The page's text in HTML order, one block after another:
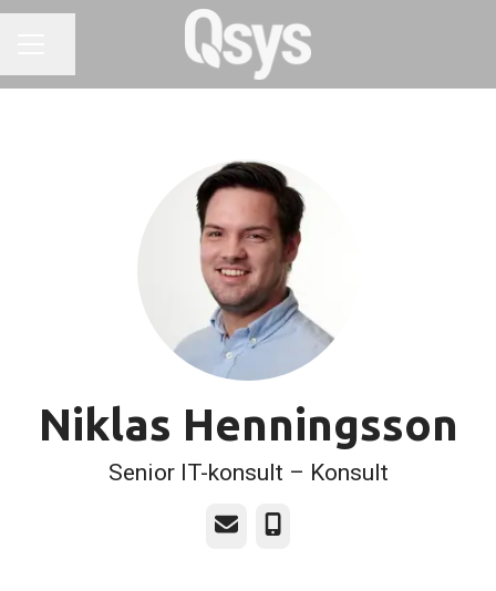
Niklas Henningsson
Senior IT-konsult – Konsult
E-post Telefon